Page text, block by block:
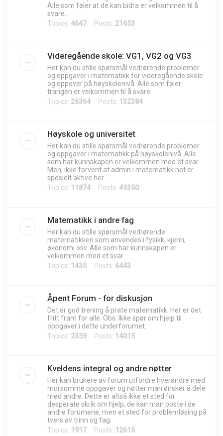
Alle som føler at de kan bidra er velkommen til å
svare.
Topics: 4647Posts: 21653
Videregående skole: VG1, VG2 og VG3
Her kan du stille spørsmål vedrørende problemer
og oppgaver i matematikk for videregående skole
og oppover på høyskolenivå. Alle som føler
trangen er velkommen til å svare.
Topics: 26364 Posts: 132384
Høyskole og universitet
Her kan du stille spørsmål vedrørende problemer
og oppgaver i matematikk på høyskolenivå. Alle
som har kunnskapen er velkommen med et svar.
Men, ikke forvent at admin i matematikk.net er
spesielt aktive her.
Topics: 11874 Posts: 49350
Matematikk i andre fag
Her kan du stille spørsmål vedrørende
matematikken som anvendes i fysikk, kjemi,
økonomi osv. Alle som har kunnskapen er
velkommen med et svar.
Topics: 1435 Posts: 6443
Åpent Forum - for diskusjon
Det er god trening å prate matematikk. Her er det
fritt fram for alle. Obs: Ikke spør om hjelp til
oppgaver i dette underforumet.
Topics: 2359 Posts: 14015
Kveldens integral og andre nøtter
Her kan brukere av forum utfordre hverandre med
morsomme oppgaver og nøtter man ønsker å dele
med andre. Dette er altså ikke et sted for
desperate skrik om hjelp, de kan man poste i de
andre forumene, men et sted for problemløsing på
tvers av trinn og fag.
Topics: 1917Posts: 12615